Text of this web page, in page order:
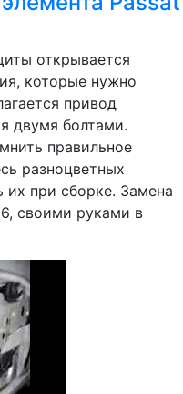
открывается
которые нужно
привод
двумя болтами.
правильное
разноцветных
их при сборке. Замена
своими руками в